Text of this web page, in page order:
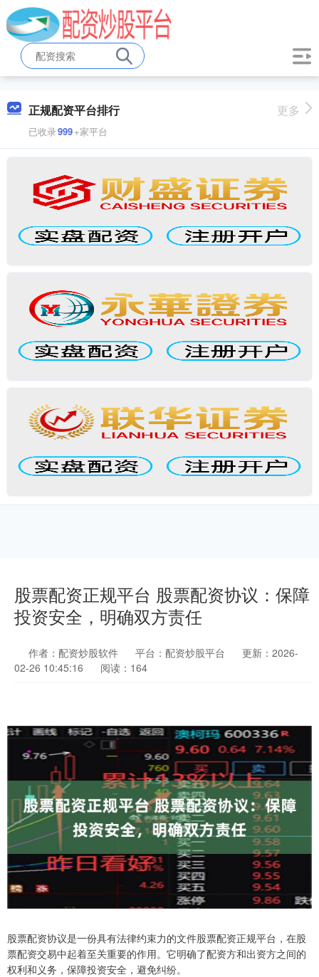
正规配资平台排行
已收录999+家平台
更多
股票配资正规平台 股票配资协议：保障
投资安全，明确双方责任
作者：配资炒股软件 平台：配资炒股平台
更新：2026-
02-26 10:45:16
阅读：164
股票配资协议是一份具有法律约束力的文件股票配资正规平台，在股
票配资交易中起着至关重要的作用。它明确了配资方和出资方之间的
权利和义务，保障投资安全，避免纠纷。